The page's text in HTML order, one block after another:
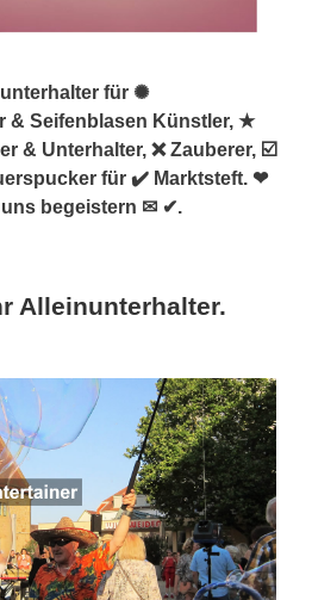
für ✺
& Seifenblasen Künstler, ★
& Unterhalter, ❌ Zauberer, ☑️
für ✔️ Marktsteft. ❤
begeistern ✉ ✔.
Alleinunterhalter.